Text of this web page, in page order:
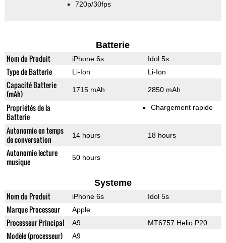
720p/30fps
Batterie
Nom du Produit iPhone 6s Idol 5s
Type de Batterie Li-Ion Li-Ion
Capacité Batterie
(mAh)
1715 mAh 2850 mAh
Propriétés de la
Batterie
Chargement rapide
Autonomie en temps
de conversation
14 hours 18 hours
Autonomie lecture
musique
50 hours
Systeme
Nom du Produit iPhone 6s Idol 5s
Marque Processeur Apple
Processeur Principal A9 MT6757 Helio P20
Modèle (processeur) A9